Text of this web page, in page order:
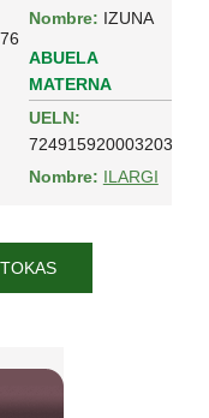
Nombre: IZUNA
ABUELA
MATERNA
UELN:
724915920003203
Nombre: ILARGI